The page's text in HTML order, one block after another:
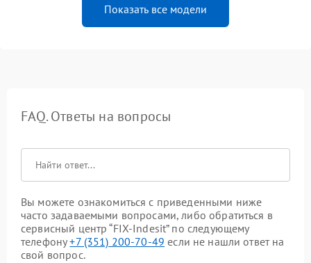
Показать все модели
FAQ. Ответы на вопросы
Вы можете ознакомиться с приведенными ниже
часто задаваемыми вопросами, либо обратиться в
сервисный центр “FIX-Indesit” по следующему
телефону+7 (351) 200-70-49 если не нашли ответ на
свой вопрос.